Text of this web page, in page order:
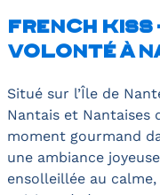
French Kiss
volonté à
Situé sur l’Île de
Nantais et Nantaises
moment gourmand
une ambiance
ensolleillée au